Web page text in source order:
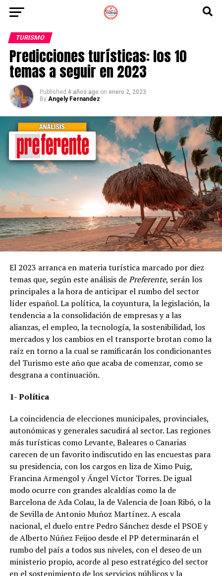
TURISMO
Predicciones turísticas: los 10
temas a seguir en 2023
Published 4 años ago on enero 2, 2023
By Angely Fernandez
El 2023 arranca en materia turística marcado por diez
temas que, según este análisis dePreferente, serán los
principales a la hora de anticipar el rumbo del sector
líder español. La política, la coyuntura, la legislación, la
tendencia a la consolidación de empresas y a las
alianzas, el empleo, la tecnología, la sostenibilidad, los
mercados y los cambios en el transporte brotan como la
raíz en torno a la cual se ramificarán los condicionantes
del Turismo este año que acaba de comenzar, como se
desgrana a continuación.
1- Política
La coincidencia de elecciones municipales, provinciales,
autonómicas y generales sacudirá al sector. Las regiones
más turísticas como Levante, Baleares o Canarias
carecen de un favorito indiscutido en las encuestas para
su presidencia, con los cargos en liza de Ximo Puig,
Francina Armengol y Ángel Víctor Torres. De igual
modo ocurre con grandes alcaldías como la de
Barcelona de Ada Colau, la de Valencia de Joan Ribó, o la
de Sevilla de Antonio Muñoz Martínez. A escala
nacional, el duelo entre Pedro Sánchez desde el PSOE y
de Alberto Núñez Feijoo desde el PP determinarán el
rumbo del país a todos sus niveles, con el deseo de un
ministerio propio, acorde al peso estratégico del sector
en el sostenimiento de los servicios públicos y la